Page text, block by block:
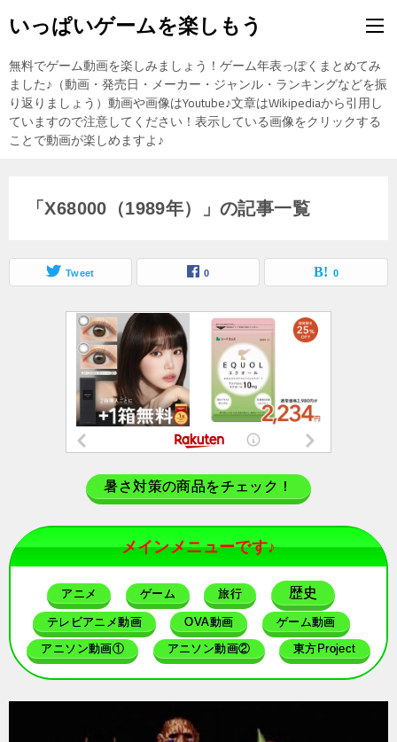
いっぱいゲームを楽しもう
無料でゲーム動画を楽しみましょう！ゲーム年表っぽくまとめてみ
ました♪（動画・発売日・メーカー・ジャンル・ランキングなどを振
り返りましょう）動画や画像はYoutube♪文章はWikipediaから引用し
ていますので注意してください！表示している画像をクリックする
ことで動画が楽しめますよ♪
「X68000（1989年）」の記事一覧
Tweet 0 0
暑さ対策の商品をチェック！
メインメニューです♪
アニメ ゲーム 旅行 歴史
テレビアニメ動画 OVA動画 ゲーム動画
アニソン動画① アニソン動画② 東方Project